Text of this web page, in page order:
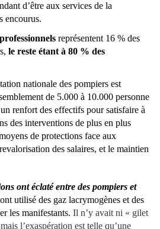
d’être aux services de la
encourus.
représentent 16 % des
le reste étant à 80 % des
nationale des pompiers est
de 5.000 à 10.000 personne
renfort des effectifs pour satisfaire à
des interventions de plus en plus
de protections face aux
des salaires, et le maintien
ont éclaté entre des pompiers et
utilisé des gaz lacrymogènes et des
les manifestants. Il n’y avait ni « gilet
l’exaspération est telle qu’une